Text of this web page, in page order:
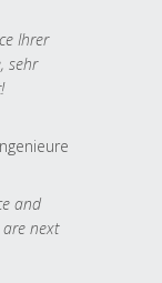
Ihrer
sehr
and
next